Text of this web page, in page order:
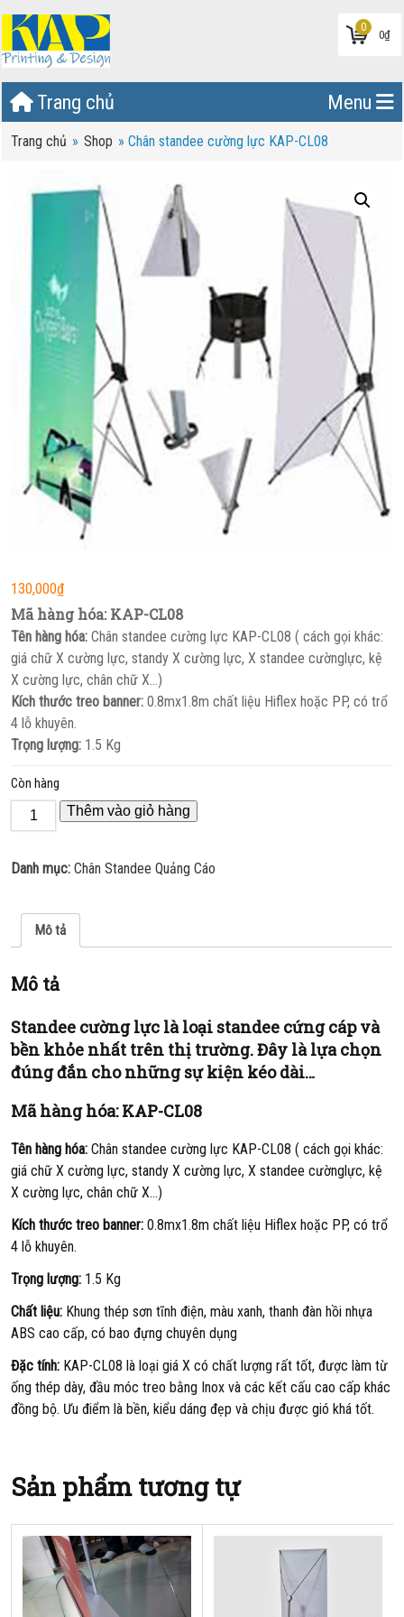
0
0₫
Trang chủ Menu
Trang chủ » Shop »Chân standee cường lực KAP-CL08
130,000₫
Mã hàng hóa:KAP-CL08
Tên hàng hóa: Chân standee cường lực KAP-CL08 ( cách gọi khác:
giá chữ X cường lực, standy X cường lực, X standee cườnglực, kệ
X cường lực, chân chữ X…)
Kích thước treo banner: 0.8mx1.8m chất liệu Hiflex hoặc PP, có trổ
4 lỗ khuyên.
Trọng lượng: 1.5 Kg
Còn hàng
Thêm vào giỏ hàng
Danh mục:Chân Standee Quảng Cáo
Mô tả
Mô tả
Standee cường lực là loại standee cứng cáp và
bền khỏe nhất trên thị trường. Đây là lựa chọn
đúng đắn cho những sự kiện kéo dài…
Mã hàng hóa:KAP-CL08
Tên hàng hóa: Chân standee cường lực KAP-CL08 ( cách gọi khác:
giá chữ X cường lực, standy X cường lực, X standee cườnglực, kệ
X cường lực, chân chữ X…)
Kích thước treo banner: 0.8mx1.8m chất liệu Hiflex hoặc PP, có trổ
4 lỗ khuyên.
Trọng lượng: 1.5 Kg
Chất liệu: Khung thép sơn tĩnh điện, màu xanh, thanh đàn hồi nhựa
ABS cao cấp, có bao đựng chuyên dụng
Đặc tính: KAP-CL08 là loại giá X có chất lượng rất tốt, được làm từ
ống thép dày, đầu móc treo bằng Inox và các kết cấu cao cấp khác
đồng bộ. Ưu điểm là bền, kiểu dáng đẹp và chịu được gió khá tốt.
Sản phẩm tương tự